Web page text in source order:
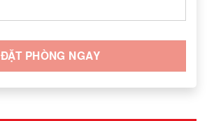
ĐẶT PHÒNG NGAY